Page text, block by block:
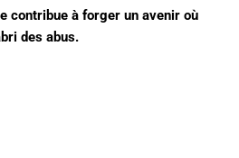
contribue à forger un avenir où
des abus.